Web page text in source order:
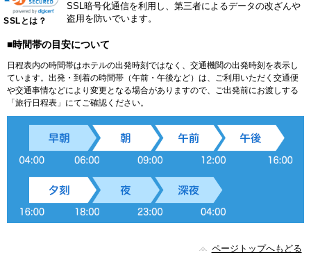
SSLとは？
SSL暗号化通信を利用し、第三者によるデータの改ざんや
盗用を防いでいます。
■時間帯の目安について
日程表内の時間帯はホテルの出発時刻ではなく、交通機関の出発時刻を表示し
ています。出発・到着の時間帯（午前・午後など）は、ご利用いただく交通便
や交通事情などにより変更となる場合がありますので、ご出発前にお渡しする
「旅行日程表」にてご確認ください。
ページトップへもどる